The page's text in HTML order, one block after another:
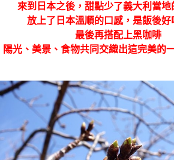
來到日本之後，甜點少了義大利當地
放上了日本溫順的口感，是飯後好
最後再搭配上黑咖啡
陽光、美景、食物共同交織出這完美的